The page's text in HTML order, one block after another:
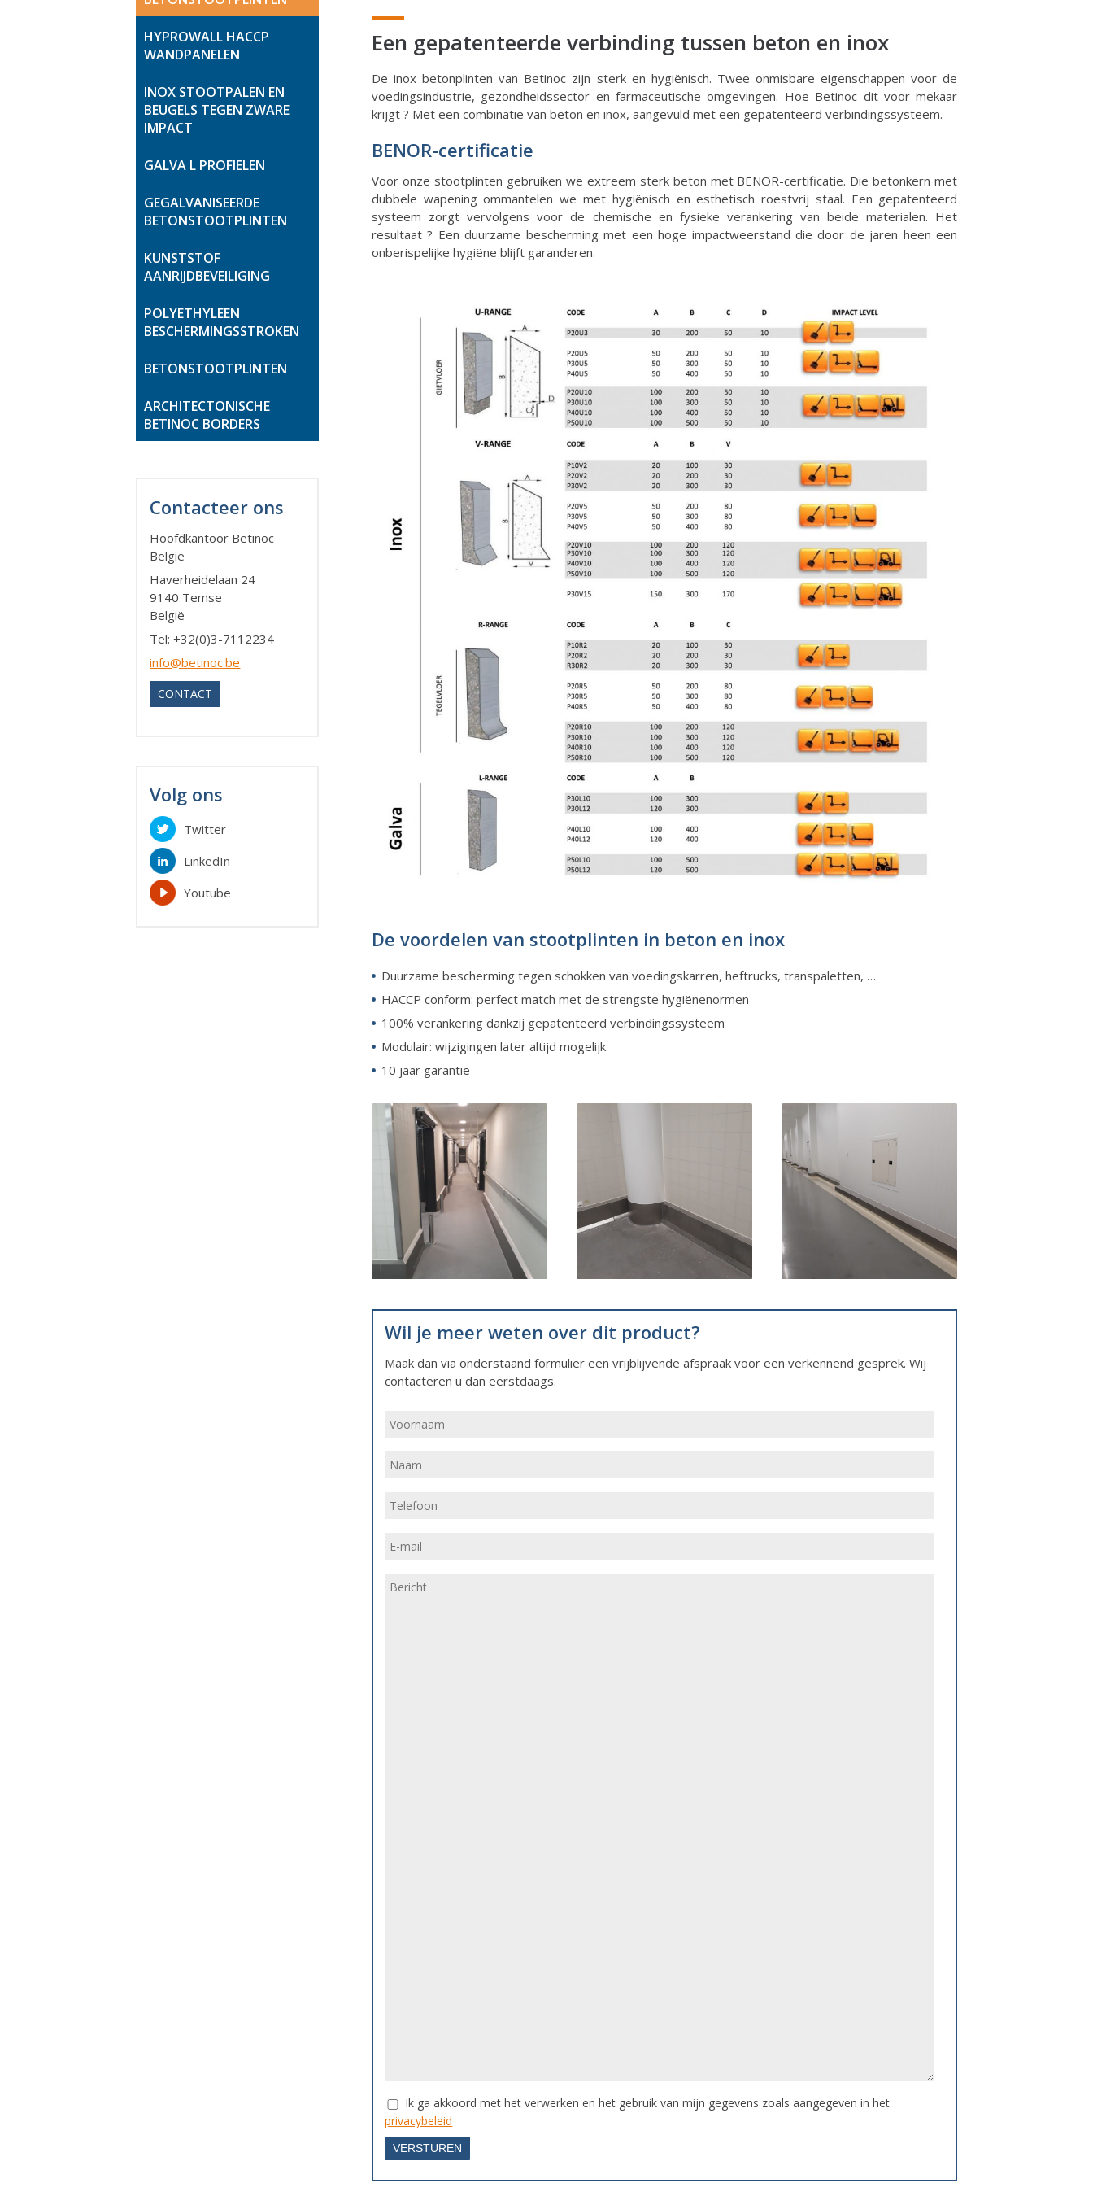
HYPROWALL HACCP
WANDPANELEN
INOX STOOTPALEN EN
BEUGELS TEGEN ZWARE
IMPACT
GALVA L PROFIELEN
GEGALVANISEERDE
BETONSTOOTPLINTEN
KUNSTSTOF
AANRIJDBEVEILIGING
POLYETHYLEEN
BESCHERMINGSSTROKEN
BETONSTOOTPLINTEN
ARCHITECTONISCHE
BETINOC BORDERS
Contacteer ons
Hoofdkantoor Betinoc
Belgie
Haverheidelaan 24
9140 Temse
België
Tel: +32(0)3-7112234
info@betinoc.be
CONTACT
Volg ons
Twitter
LinkedIn
Youtube
Een gepatenteerde verbinding tussen beton en inox
De inox betonplinten van Betinoc zijn sterk en hygiënisch. Twee onmisbare eigenschappen voor de
voedingsindustrie, gezondheidssector en farmaceutische omgevingen. Hoe Betinoc dit voor mekaar
krijgt ? Met een combinatie van beton en inox, aangevuld met een gepatenteerd verbindingssysteem.
BENOR-certificatie
Voor onze stootplinten gebruiken we extreem sterk beton met BENOR-certificatie. Die betonkern met
dubbele wapening ommantelen we met hygiënisch en esthetisch roestvrij staal. Een gepatenteerd
systeem zorgt vervolgens voor de chemische en fysieke verankering van beide materialen. Het
resultaat ? Een duurzame bescherming met een hoge impactweerstand die door de jaren heen een
onberispelijke hygiëne blijft garanderen.
De voordelen van stootplinten in beton en inox
Duurzame bescherming tegen schokken van voedingskarren, heftrucks, transpaletten, …
HACCP conform: perfect match met de strengste hygiënenormen
100% verankering dankzij gepatenteerd verbindingssysteem
Modulair: wijzigingen later altijd mogelijk
10 jaar garantie
Wil je meer weten over dit product?
Maak dan via onderstaand formulier een vrijblijvende afspraak voor een verkennend gesprek. Wij
contacteren u dan eerstdaags.
Ik ga akkoord met het verwerken en het gebruik van mijn gegevens zoals aangegeven in het
privacybeleid
VERSTUREN